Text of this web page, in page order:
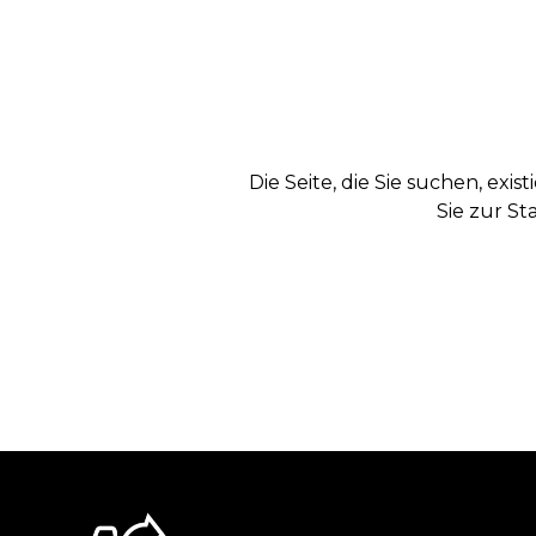
Die Seite, die Sie suchen,
Sie zur